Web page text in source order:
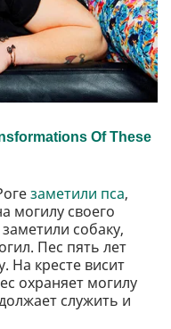
заметили пса,
могилу своего
собаку,
Пес пять лет
На кресте висит
охраняет могилу
служить и